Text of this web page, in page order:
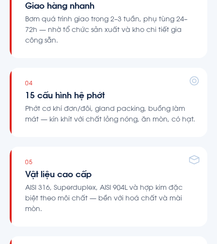
Giao hàng nhanh
Bơm quá trình giao trong 2–3 tuần, phụ tùng 24–
72h — nhờ tổ chức sản xuất và kho chi tiết gia
công sẵn.
04
15 cấu hình hệ phớt
Phớt cơ khí đơn/đôi, gland packing, buồng làm
mát — kín khít với chất lỏng nóng, ăn mòn, có hạt.
05
Vật liệu cao cấp
AISI 316, Superduplex, AISI 904L và hợp kim đặc
biệt theo môi chất — bền với hoá chất và mài
mòn.